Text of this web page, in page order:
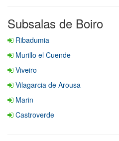
Subsalas de Boiro
Ribadumia
Murillo el Cuende
Viveiro
Vilagarcia de Arousa
Marin
Castroverde